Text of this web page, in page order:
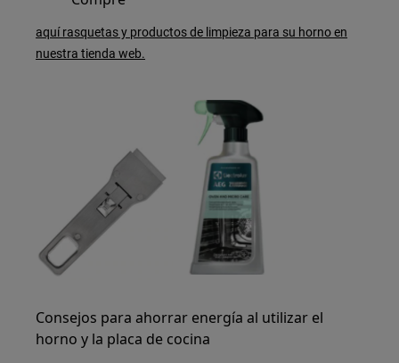
aquí rasquetas y productos de limpieza para su horno en
nuestra tienda web.
Consejos para ahorrar energía al utilizar el
horno y la placa de cocina